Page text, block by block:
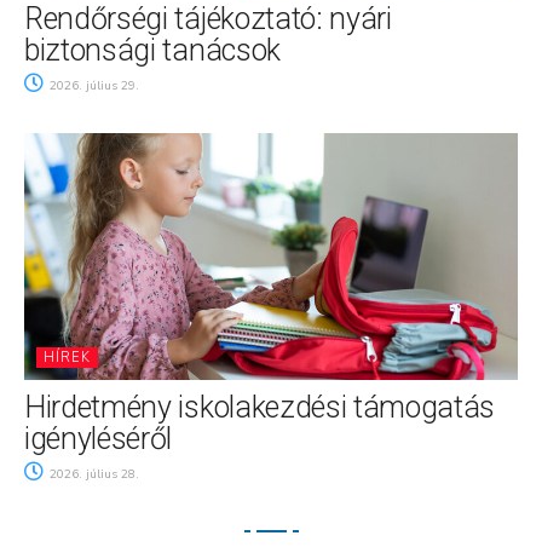
Rendőrségi tájékoztató: nyári
biztonsági tanácsok
2026. július 29.
HÍREK
Hirdetmény iskolakezdési támogatás
igényléséről
2026. július 28.